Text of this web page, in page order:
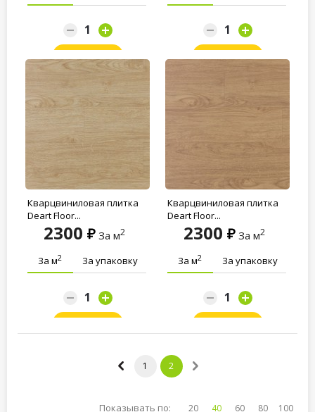
Заказать Заказать
Кварцвиниловая плитка
Deart Floor...
2300 За м2
За м2 За упаковку
Заказать
Кварцвиниловая плитка
Deart Floor...
2300 За м2
За м2 За упаковку
Заказать
1 2
Показывать по: 20 40 60 80 100